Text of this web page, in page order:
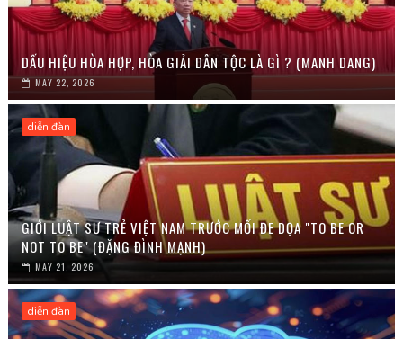
DẤU HIỆU HÒA HỢP, HÒA GIẢI DÂN TỘC LÀ GÌ ? (MANH DANG)
MAY 22, 2026
diễn đàn
GIỚI LUẬT SƯ TRẺ VIỆT NAM TRƯỚC MỐI ĐE DỌA "TO BE OR
NOT TO BE" (ĐẶNG ĐÌNH MẠNH)
MAY 21, 2026
diễn đàn